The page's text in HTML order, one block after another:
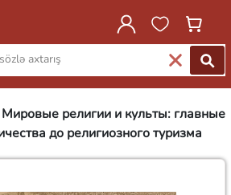
Мировые религии и культы: главные
до религиозного туризма